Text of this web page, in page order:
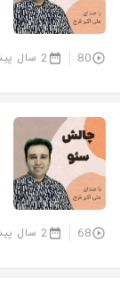
80 2 سال پیش
68 2 سال پیش